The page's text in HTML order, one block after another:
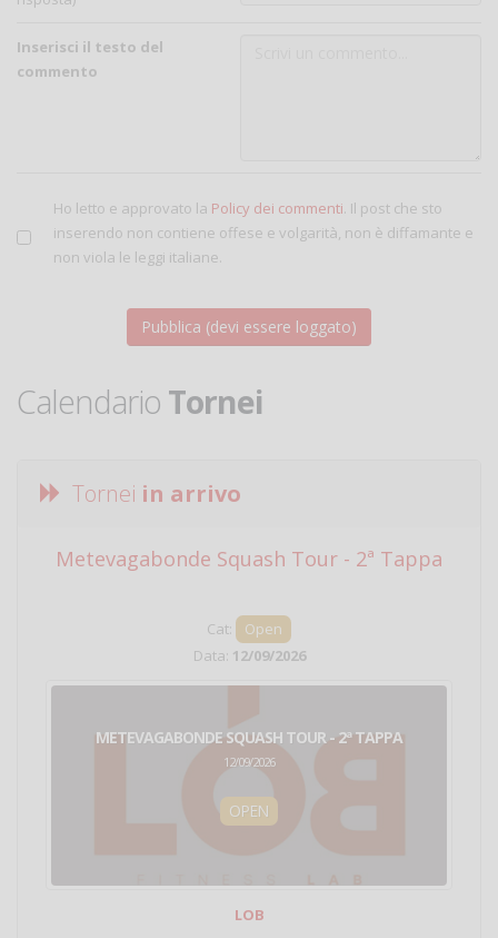
Inserisci il testo del
commento
Ho letto e approvato la Policy dei commenti. Il post che sto
inserendo non contiene offese e volgarità, non è diffamante e
non viola le leggi italiane.
Calendario Tornei
Tornei in arrivo
Metevagabonde Squash Tour - 2ª Tappa
Cat:
Open
Data: 12/09/2026
METEVAGABONDE SQUASH TOUR - 2ª TAPPA
12/09/2026
OPEN
LOB